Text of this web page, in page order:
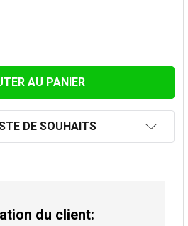
DE TÉ 90° CONVESA
LA QUANTITÉ DE TÉ 90°
DE SOUHAITS
du client: